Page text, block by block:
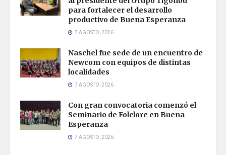
para fortalecer el desarrollo
productivo de Buena Esperanza
7 AGOSTO, 2026
Naschel fue sede de un encuentro de
Newcom con equipos de distintas
localidades
7 AGOSTO, 2026
Con gran convocatoria comenzó el
Seminario de Folclore en Buena
Esperanza
7 AGOSTO, 2026